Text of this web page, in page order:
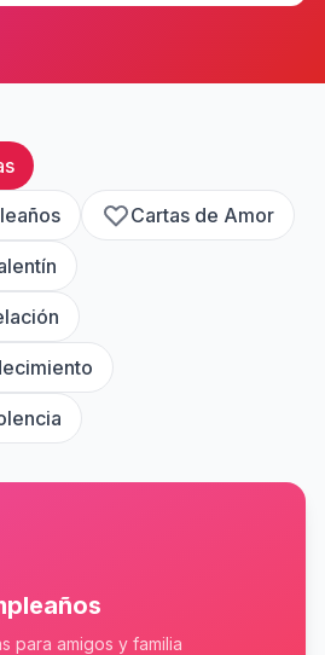
Cartas de Amor
para amigos y familia